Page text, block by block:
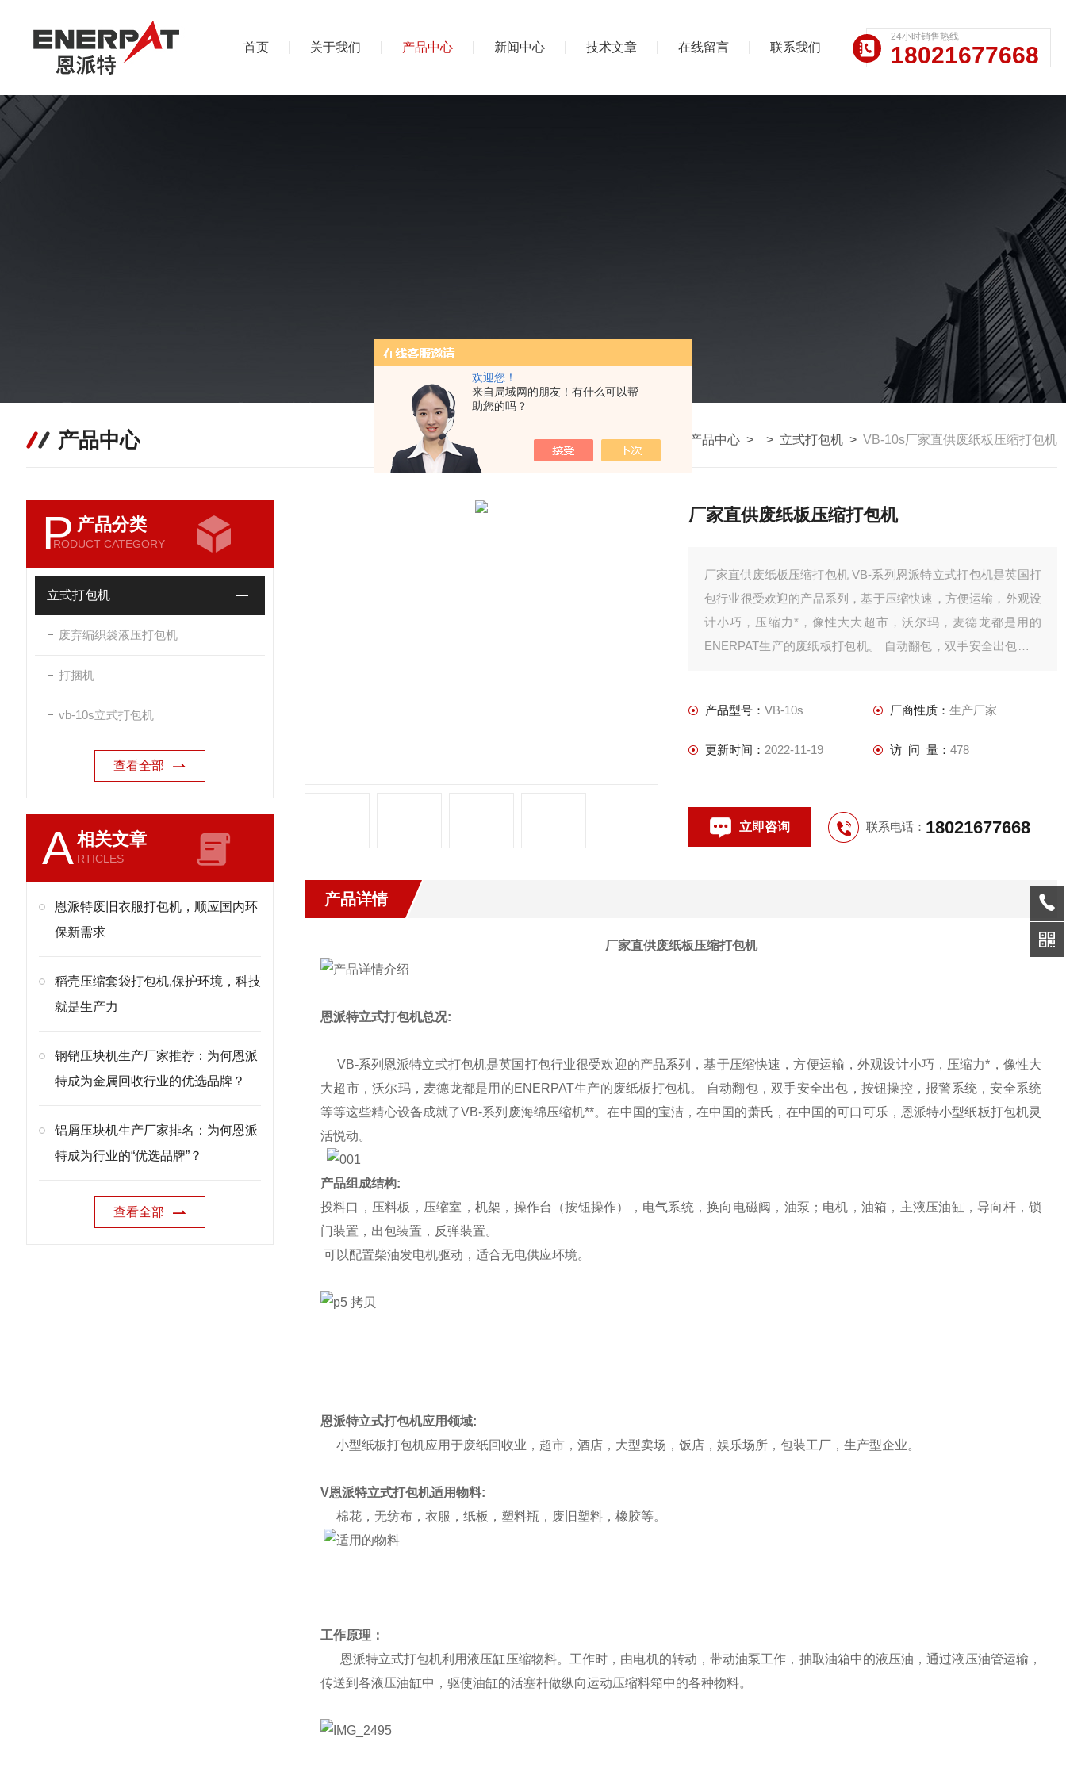
欢迎您！
来自局域网的朋友！有什么可以帮
助您的吗？
首页 关于我们 产品中心 新闻中心 技术文章 在线留言 联系我们
24小时销售热线
18021677668
产品中心 我的位置：首页 产品中心 > > 立式打包机 > VB-10s厂家直供废纸板压缩打包机
P 产品分类
RODUCT CATEGORY
立式打包机
废弃编织袋液压打包机
打捆机
vb-10s立式打包机
查看全部
A相关文章
RTICLES
恩派特废旧衣服打包机，顺应国内环
保新需求
稻壳压缩套袋打包机,保护环境，科技
就是生产力
钢销压块机生产厂家推荐：为何恩派
特成为金属回收行业的优选品牌？
铝屑压块机生产厂家排名：为何恩派
特成为行业的“优选品牌”？
查看全部
厂家直供废纸板压缩打包机
厂家直供废纸板压缩打包机 VB-系列恩派特立式打包机是英国打
包行业很受欢迎的产品系列，基于压缩快速，方便运输，外观设
计小巧，压缩力*，像性大大超市，沃尔玛，麦德龙都是用的
ENERPAT生产的废纸板打包机。 自动翻包，双手安全出包，按
产品型号： VB-10s 厂商性质： 生产厂家
更新时间： 2022-11-19 访 问 量： 478
立即咨询 联系电话： 18021677668
产品详情
厂家直供废纸板压缩打包机
恩派特立式打包机总况:
VB-系列恩派特立式打包机是英国打包行业很受欢迎的产品系列，基于压缩快速，方便运输，外观设计小巧，压缩力*，像性大
大超市，沃尔玛，麦德龙都是用的ENERPAT生产的废纸板打包机。 自动翻包，双手安全出包，按钮操控，报警系统，安全系统
等等这些精心设备成就了VB-系列废海绵压缩机**。在中国的宝洁，在中国的萧氏，在中国的可口可乐，恩派特小型纸板打包机灵
活悦动。
产品组成结构:
投料口，压料板，压缩室，机架，操作台（按钮操作），电气系统，换向电磁阀，油泵；电机，油箱，主液压油缸，导向杆，锁
门装置，出包装置，反弹装置。
可以配置柴油发电机驱动，适合无电供应环境。
恩派特立式打包机应用领域:
小型纸板打包机应用于废纸回收业，超市，酒店，大型卖场，饭店，娱乐场所，包装工厂，生产型企业。
V恩派特立式打包机适用物料:
棉花，无纺布，衣服，纸板，塑料瓶，废旧塑料，橡胶等。
工作原理：
恩派特立式打包机利用液压缸压缩物料。工作时，由电机的转动，带动油泵工作，抽取油箱中的液压油，通过液压油管运输，
传送到各液压油缸中，驱使油缸的活塞杆做纵向运动压缩料箱中的各种物料。